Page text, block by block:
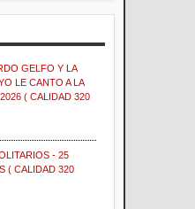
GELFO Y LA
LE CANTO A LA
( CALIDAD 320
- 25
( CALIDAD 320